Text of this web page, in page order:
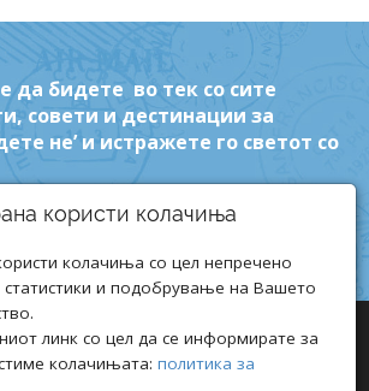
да бидете во тек со сите
совети и дестинации за
не’ и истражете го светот со
користи колачиња
колачиња со цел непречено
и подобрување на Вашето
линк со цел да се информирате за
колачињата: политика за